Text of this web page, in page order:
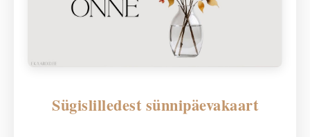
Sügislilledest sünnipäevakaart